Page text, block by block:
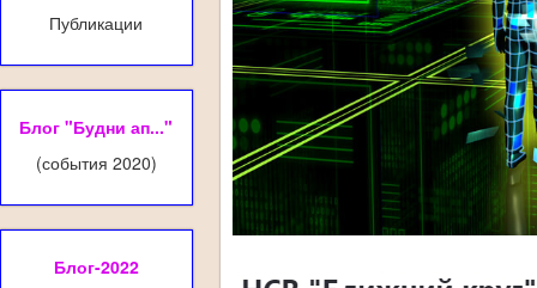
Публикации
Блог "Будни ап..."
(события 2020)
Блог-2022